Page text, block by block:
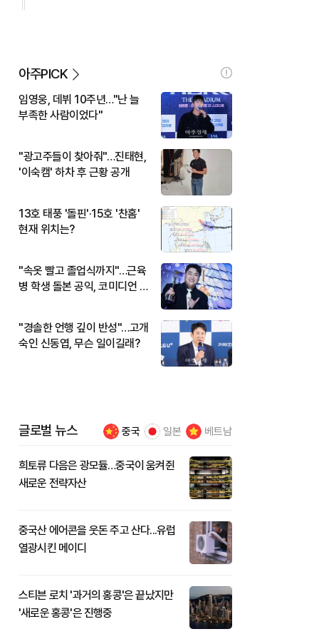
아주PICK
임영웅, 데뷔 10주년…"난 늘
부족한 사람이었다"
"광고주들이 찾아줘"…진태현,
'이숙캠' 하차 후 근황 공개
13호 태풍 '돌핀'·15호 '찬홈'
현재 위치는?
"속옷 빨고 졸업식까지"…근육
병 학생 돌본 공익, 코미디언 김
"경솔한 언행 깊이 반성"…고개
숙인 신동엽, 무슨 일이길래?
글로벌 뉴스 중국 일본 베트남
희토류 다음은 광모듈…중국이 움켜쥔
새로운 전략자산
중국산 에어콘을 웃돈 주고 산다...유럽
열광시킨 메이디
스티븐 로치 '과거의 홍콩'은 끝났지만
'새로운 홍콩'은 진행중